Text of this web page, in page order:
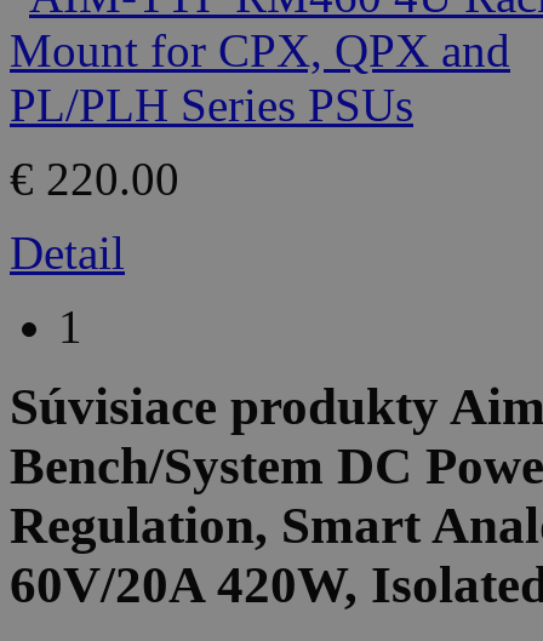
€ 220.00
Detail
1
Súvisiace produkty
Bench/System DC
Regulation, Smart
60V/20A 420W,